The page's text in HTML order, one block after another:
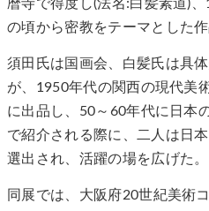
暦寺で得度し(法名:白髪素道)
の頃から密教をテーマとした
須田氏は国画会、白髪氏は具
が、1950年代の関西の現代美
に出品し、50～60年代に日本
で紹介される際に、二人は日
選出され、活躍の場を広げた。
同展では、大阪府20世紀美術